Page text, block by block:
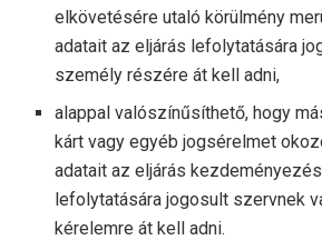
elkövetésére utaló körülmény
adatait az eljárás lefolytatására
személy részére át kell adni,
alappal valószínűsíthető, hogy
kárt vagy egyéb jogsérelmet
adatait az eljárás
lefolytatására jogosult szervnek
kérelemre át kell adni.